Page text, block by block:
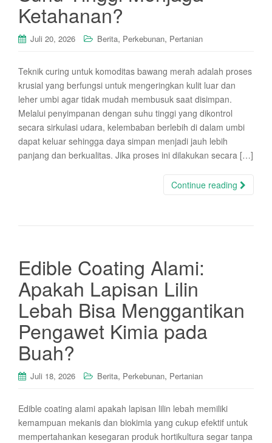
Ketahanan?
Juli 20, 2026 Berita, Perkebunan, Pertanian
Teknik curing untuk komoditas bawang merah adalah proses
krusial yang berfungsi untuk mengeringkan kulit luar dan
leher umbi agar tidak mudah membusuk saat disimpan.
Melalui penyimpanan dengan suhu tinggi yang dikontrol
secara sirkulasi udara, kelembaban berlebih di dalam umbi
dapat keluar sehingga daya simpan menjadi jauh lebih
panjang dan berkualitas. Jika proses ini dilakukan secara […]
Continue reading
Edible Coating Alami:
Apakah Lapisan Lilin
Lebah Bisa Menggantikan
Pengawet Kimia pada
Buah?
Juli 18, 2026 Berita, Perkebunan, Pertanian
Edible coating alami apakah lapisan lilin lebah memiliki
kemampuan mekanis dan biokimia yang cukup efektif untuk
mempertahankan kesegaran produk hortikultura segar tanpa